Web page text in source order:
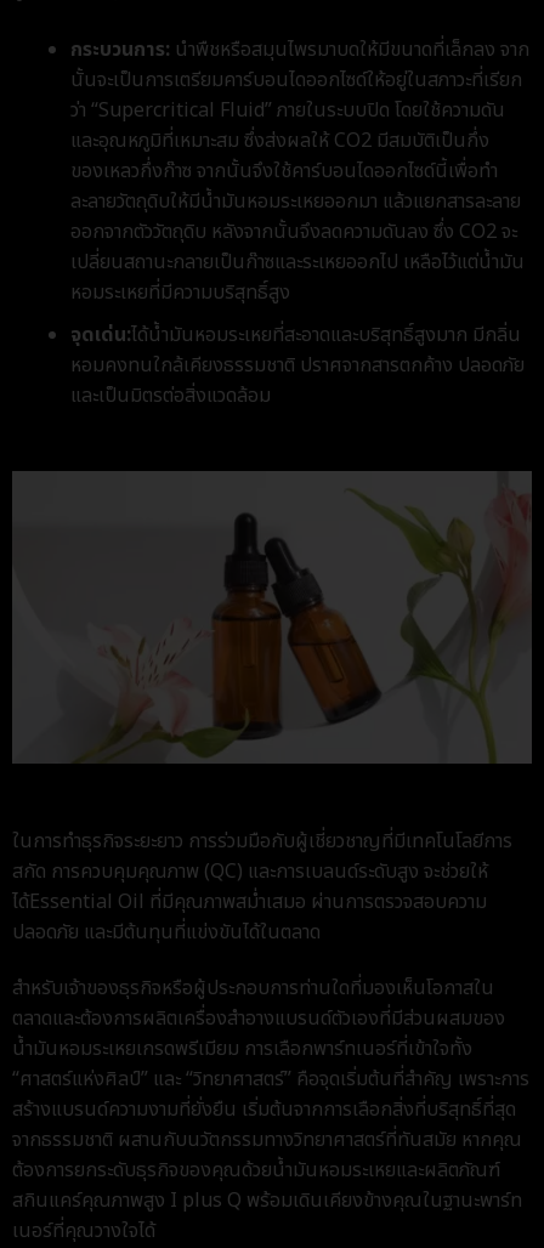
กระบวนการ: นำพืชหรือสมุนไพรมาบดให้มีขนาดที่เล็กลง จาก
นั้นจะเป็นการเตรียมคาร์บอนไดออกไซด์ให้อยู่ในสภาวะที่เรียก
ว่า “Supercritical Fluid” ภายในระบบปิด โดยใช้ความดัน
และอุณหภูมิที่เหมาะสม ซึ่งส่งผลให้ CO2 มีสมบัติเป็นกึ่ง
ของเหลวกึ่งก๊าซ จากนั้นจึงใช้คาร์บอนไดออกไซด์นี้เพื่อทำ
ละลายวัตถุดิบให้มีน้ำมันหอมระเหยออกมา แล้วแยกสารละลาย
ออกจากตัววัตถุดิบ หลังจากนั้นจึงลดความดันลง ซึ่ง CO2จะ
เปลี่ยนสถานะกลายเป็นก๊าซและระเหยออกไป เหลือไว้แต่น้ำมัน
หอมระเหยที่มีความบริสุทธิ์สูง
จุดเด่น:ได้น้ำมันหอมระเหยที่สะอาดและบริสุทธิ์สูงมาก มีกลิ่น
หอมคงทนใกล้เคียงธรรมชาติ ปราศจากสารตกค้าง ปลอดภัย
และเป็นมิตรต่อสิ่งแวดล้อม
ในการทำธุรกิจระยะยาว การร่วมมือกับผู้เชี่ยวชาญที่มีเทคโนโลยีการ
สกัด การควบคุมคุณภาพ (QC) และการเบลนด์ระดับสูง จะช่วยให้
ได้Essential Oil ที่มีคุณภาพสม่ำเสมอ ผ่านการตรวจสอบความ
ปลอดภัย และมีต้นทุนที่แข่งขันได้ในตลาด
สำหรับเจ้าของธุรกิจหรือผู้ประกอบการท่านใดที่มองเห็นโอกาสใน
ตลาดและต้องการผลิตเครื่องสําอางแบรนด์ตัวเองที่มีส่วนผสมของ
น้ำมันหอมระเหยเกรดพรีเมียม การเลือกพาร์ทเนอร์ที่เข้าใจทั้ง
“ศาสตร์แห่งศิลป์” และ “วิทยาศาสตร์” คือจุดเริ่มต้นที่สำคัญ เพราะการ
สร้างแบรนด์ความงามที่ยั่งยืน เริ่มต้นจากการเลือกสิ่งที่บริสุทธิ์ที่สุด
จากธรรมชาติ ผสานกับนวัตกรรมทางวิทยาศาสตร์ที่ทันสมัย หากคุณ
ต้องการยกระดับธุรกิจของคุณด้วยน้ำมันหอมระเหยและผลิตภัณฑ์
สกินแคร์คุณภาพสูง I plus Q พร้อมเดินเคียงข้างคุณในฐานะพาร์ท
เนอร์ที่คุณวางใจได้